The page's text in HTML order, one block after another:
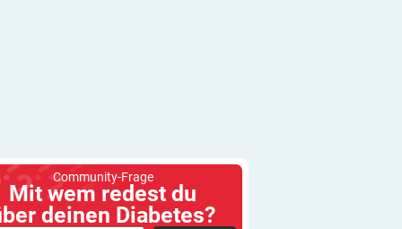
Community-Frage
Mit wem redest du
deinen Diabetes?